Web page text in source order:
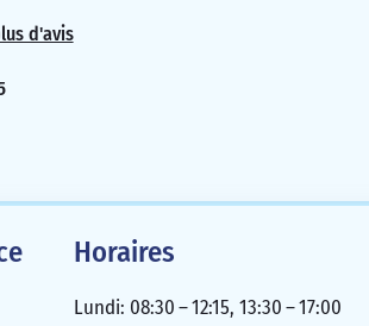
d'avis
Horaires
Lundi: 08:30 – 12:15, 13:30 – 17:00